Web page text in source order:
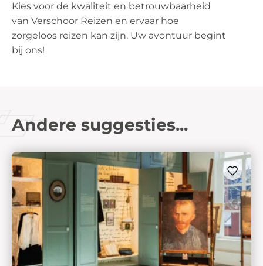
Kies voor de kwaliteit en betrouwbaarheid
van Verschoor Reizen en ervaar hoe
zorgeloos reizen kan zijn. Uw avontuur begint
bij ons!
Andere suggesties...